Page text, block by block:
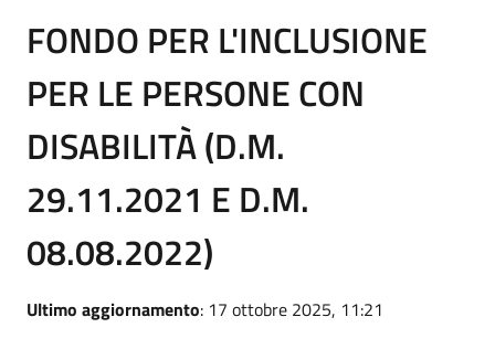
FONDO PER L'INCLUSIONE
PER LE PERSONE CON
DISABILITÀ (D.M.
29.11.2021 E D.M.
08.08.2022)
Ultimo aggiornamento: 17 ottobre 2025, 11:21